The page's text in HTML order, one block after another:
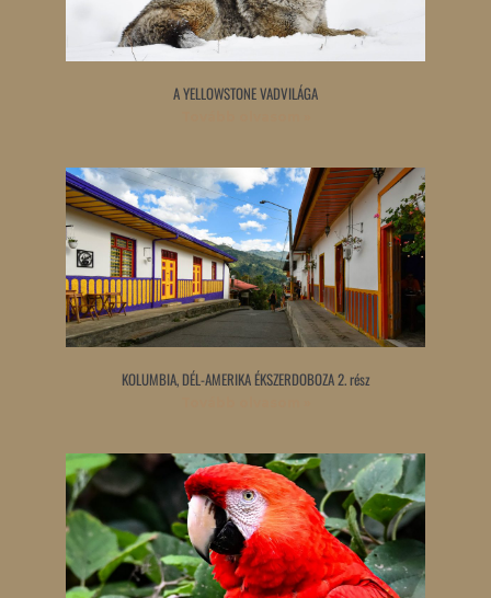
A YELLOWSTONE VADVILÁGA
KOLUMBIA, DÉL-AMERIKA ÉKSZERDOBOZA 2. rész